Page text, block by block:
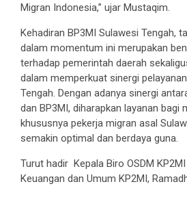
Migran Indonesia,” ujar Mustaqim.
Kehadiran BP3MI Sulawesi Tengah,
dalam momentum ini merupakan
terhadap pemerintah daerah
dalam memperkuat sinergi
Tengah. Dengan adanya sinergi
dan BP3MI, diharapkan layanan bagi
khususnya pekerja migran asal
semakin optimal dan berdaya guna.
Turut hadir Kepala Biro OSDM
Keuangan dan Umum KP2MI,